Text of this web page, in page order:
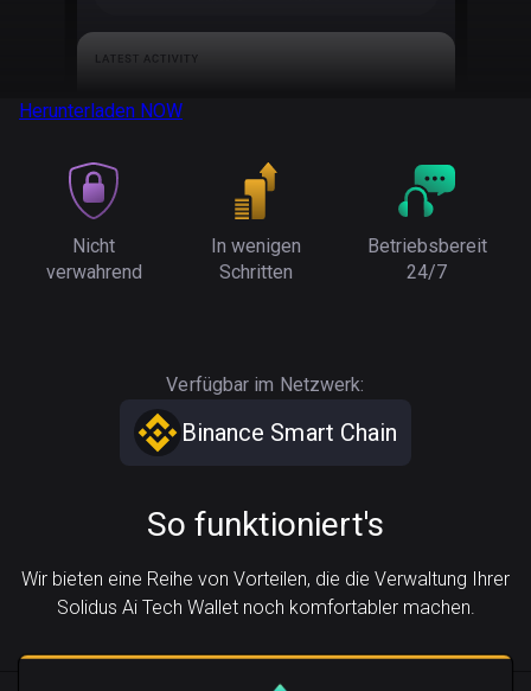
Herunterladen NOW
Nicht
verwahrend
In wenigen
Schritten
Betriebsbereit
24/7
Verfügbar im Netzwerk:
Binance Smart Chain
So funktioniert's
Wir bieten eine Reihe von Vorteilen, die die Verwaltung Ihrer
Solidus Ai Tech Wallet noch komfortabler machen.